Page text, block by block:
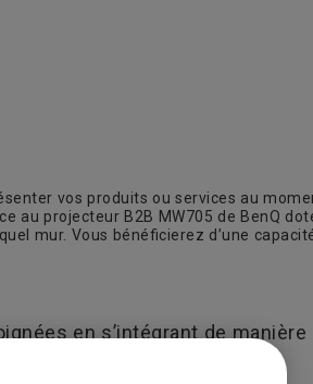
vos produits ou services au
au projecteur B2B MW705 de BenQ
mur. Vous bénéficierez d’une
en s’intégrant de manière